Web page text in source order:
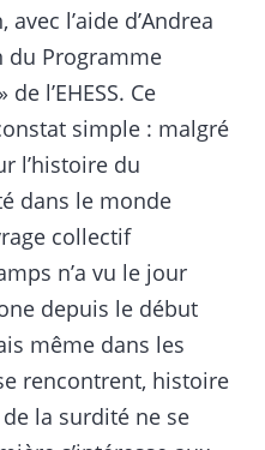
l’aide d’Andrea
du Programme
l’EHESS. Ce
simple : malgré
l’histoire du
dans le monde
collectif
n’a vu le jour
depuis le début
même dans les
rencontrent, histoire
la surdité ne se